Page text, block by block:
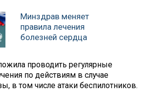
Минздрав меняет
правила лечения
болезней сердца
проводить регулярные
по действиям в случае
в том числе атаки беспилотников.